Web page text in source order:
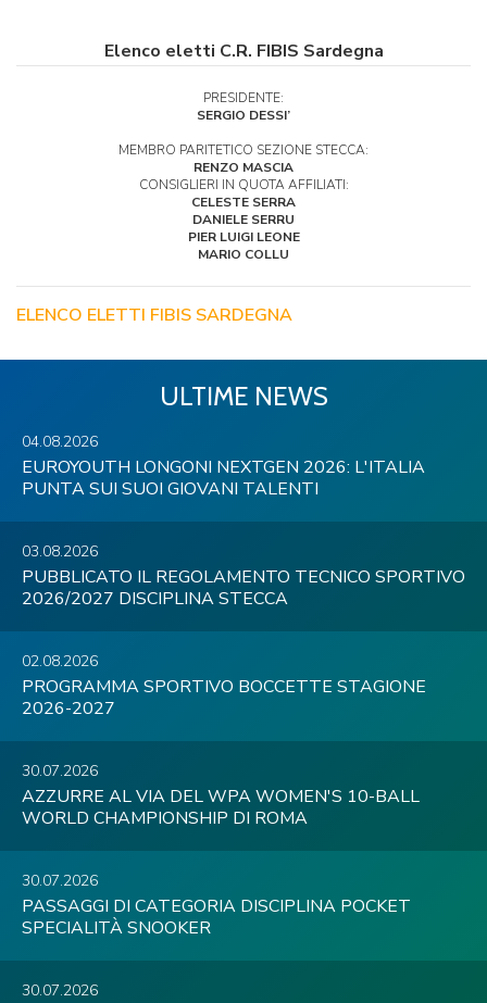
Elenco eletti C.R. FIBIS Sardegna
PRESIDENTE:
SERGIO DESSI’
MEMBRO PARITETICO SEZIONE STECCA:
RENZO MASCIA
CONSIGLIERI IN QUOTA AFFILIATI:
CELESTE SERRA
DANIELE SERRU
PIER LUIGI LEONE
MARIO COLLU
ELENCO ELETTI FIBIS SARDEGNA
ULTIME NEWS
04.08.2026
EUROYOUTH LONGONI NEXTGEN 2026: L'ITALIA
PUNTA SUI SUOI GIOVANI TALENTI
03.08.2026
PUBBLICATO IL REGOLAMENTO TECNICO SPORTIVO
2026/2027 DISCIPLINA STECCA
02.08.2026
PROGRAMMA SPORTIVO BOCCETTE STAGIONE
2026-2027
30.07.2026
AZZURRE AL VIA DEL WPA WOMEN'S 10-BALL
WORLD CHAMPIONSHIP DI ROMA
30.07.2026
PASSAGGI DI CATEGORIA DISCIPLINA POCKET
SPECIALITÀ SNOOKER
30.07.2026